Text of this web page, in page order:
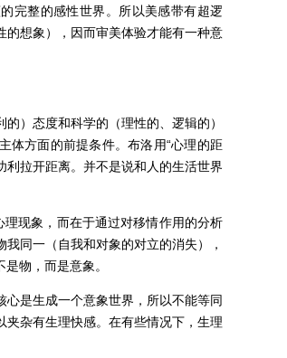
完整的感性世界。所以美感带有超逻
想象），因而审美体验才能有一种意
）态度和科学的（理性的、逻辑的）
体方面的前提条件。布洛用“心理的距
利拉开距离。并不是说和人的生活世界
现象，而在于通过对移情作用的分析
同一（自我和对象的对立的消失），
物，而是意象。
是生成一个意象世界，所以不能等同
杂有生理快感。在有些情况下，生理